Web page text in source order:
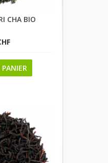
CHA BIO